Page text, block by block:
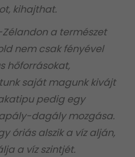
kihajthat.
a természet
nem csak fényével
hőforrásokat,
saját magunk kivájt
pedig egy
dagály mozgása.
óriás alszik a víz alján,
a víz szintjét.